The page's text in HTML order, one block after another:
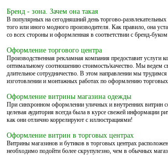
Бренд - зона. Зачем она такая
В популярных на сегодняшний день торгово-
того или иного модного производителя. Как правило, она
со всех стороны и оформленная в соответствии с бренд-
Оформление торгового центра
Производственная рекламная компания предоставит услуги
оптимальному соотношению стоимость/качество. Мы ведем
длительное сотрудничество. В этом направлении мы
изготовлении и монтажных работах по оформлению
Оформление витрины магазина одежды
При синхронном оформлении уличных и внутренних
целевая аудитория всегда была в курсе свежей информации
как они отлично коррелируют с иллюстрациями!
Оформление витрин в торговых центрах
Витрины магазинов и бутиков в торговых центрах
необходимо подойти более скрупулезно, чем в обычных